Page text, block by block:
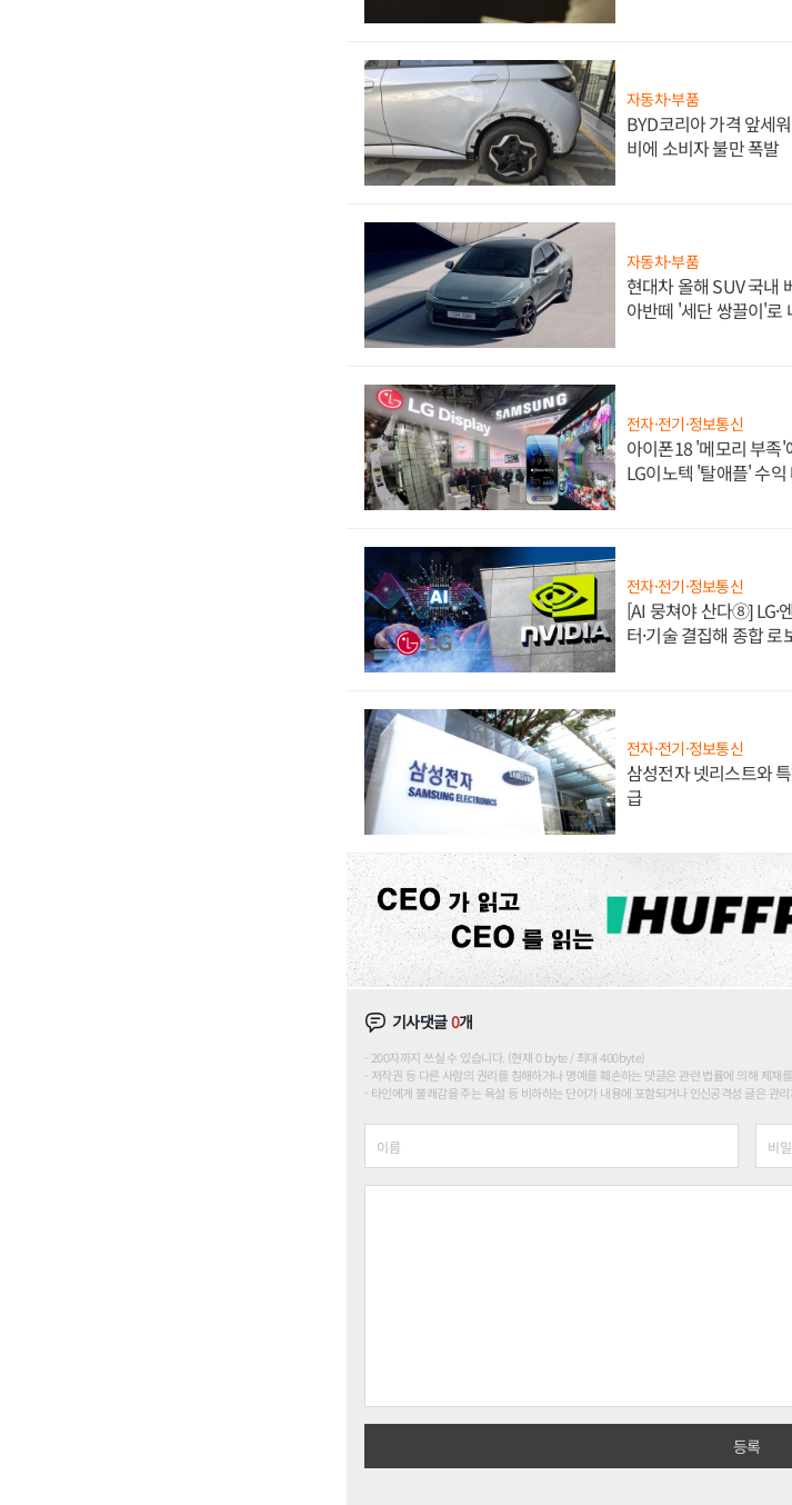
자동차·부품
BYD코리아 가격 앞세
비에 소비자 불만 폭발
자동차·부품
현대차 올해 SUV 국내
아반떼 '세단 쌍끌이'로
전자·전기·정보통신
아이폰18 '메모리 부족'
LG이노텍 '탈애플' 수
전자·전기·정보통신
[AI 뭉쳐야 산다⑧] LG·
터·기술 결집해 종합
전자·전기·정보통신
삼성전자 넷리스트와
급
기사댓글0개
200자까지 쓰실 수 있습니다. (현재 0 byte / 최대 400byte)
저작권 등 다른 사람의 권리를 침해하거나 명예를 훼손하는 댓글은 관련 법률에 의해 제재
타인에게 불쾌감을 주는 욕설 등 비하하는 단어가 내용에 포함되거나 인신공격성 글은 관